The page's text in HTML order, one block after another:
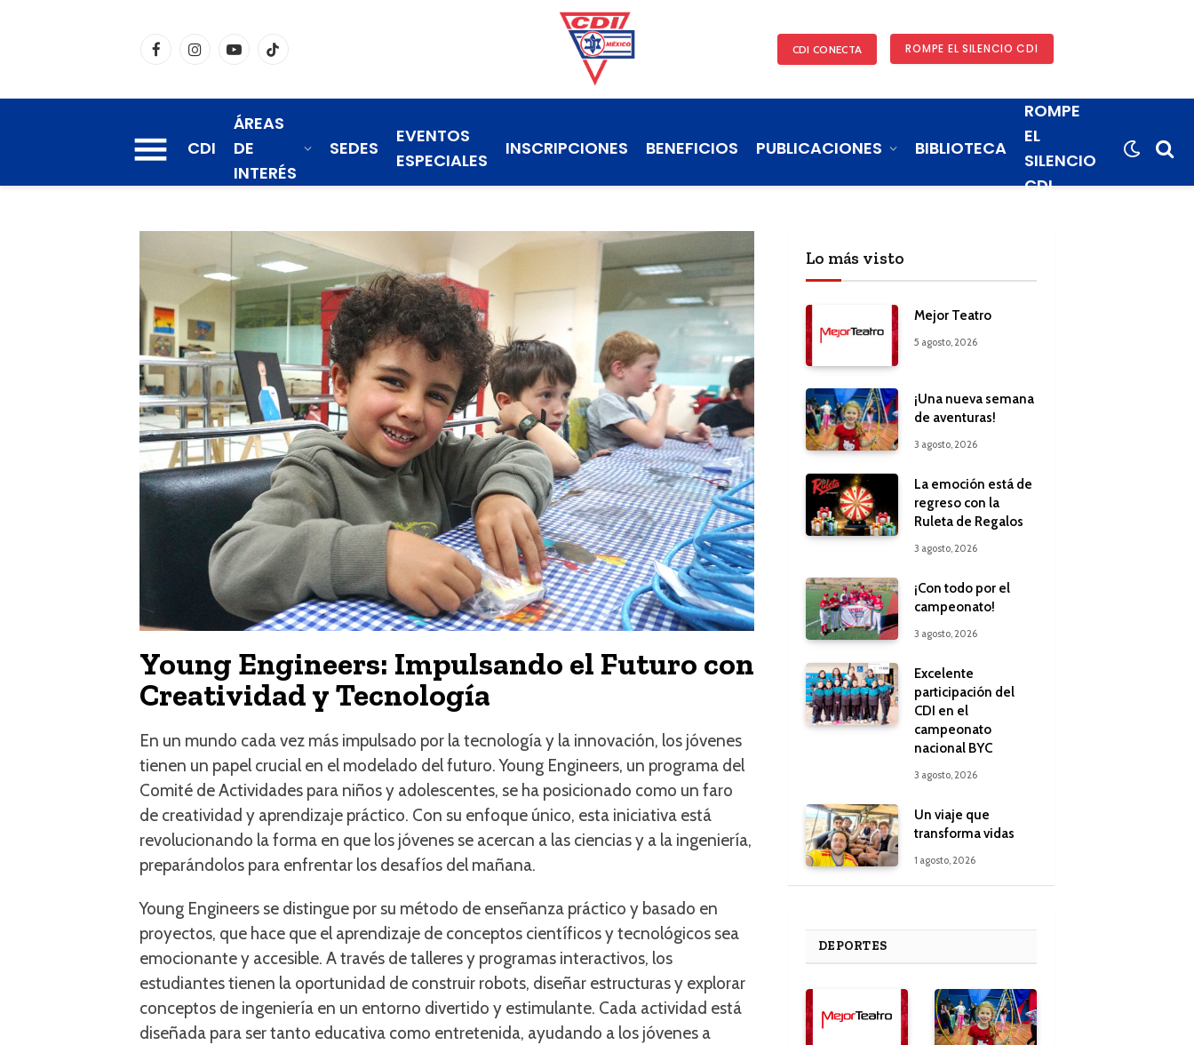
FacebookInstagramYouTubeTikTok CDI CONECTA ROMPE EL SILENCIO CDI
CDI
ÁREAS
DE
INTERÉS
SEDES
EVENTOS
ESPECIALES
INSCRIPCIONES BENEFICIOS PUBLICACIONES BIBLIOTECA
ROMPE
EL
SILENCIO
CDI
Young Engineers: Impulsando el Futuro con
Creatividad y Tecnología
En un mundo cada vez más impulsado por la tecnología y la innovación, los jóvenes
tienen un papel crucial en el modelado del futuro. Young Engineers, un programa del
Comité de Actividades para niños y adolescentes, se ha posicionado como un faro
de creatividad y aprendizaje práctico. Con su enfoque único, esta iniciativa está
revolucionando la forma en que los jóvenes se acercan a las ciencias y a la ingeniería,
preparándolos para enfrentar los desafíos del mañana.
Young Engineers se distingue por su método de enseñanza práctico y basado en
proyectos, que hace que el aprendizaje de conceptos científicos y tecnológicos sea
emocionante y accesible. A través de talleres y programas interactivos, los
estudiantes tienen la oportunidad de construir robots, diseñar estructuras y explorar
conceptos de ingeniería en un entorno divertido y estimulante. Cada actividad está
diseñada para ser tanto educativa como entretenida, ayudando a los jóvenes a
Lo más visto
Mejor Teatro
5 agosto, 2026
¡Una nueva semana
de aventuras!
3 agosto, 2026
La emoción está de
regreso con la
Ruleta de Regalos
3 agosto, 2026
¡Con todo por el
campeonato!
3 agosto, 2026
Excelente
participación del
CDI en el
campeonato
nacional BYC
3 agosto, 2026
Un viaje que
transforma vidas
1 agosto, 2026
DEPORTES